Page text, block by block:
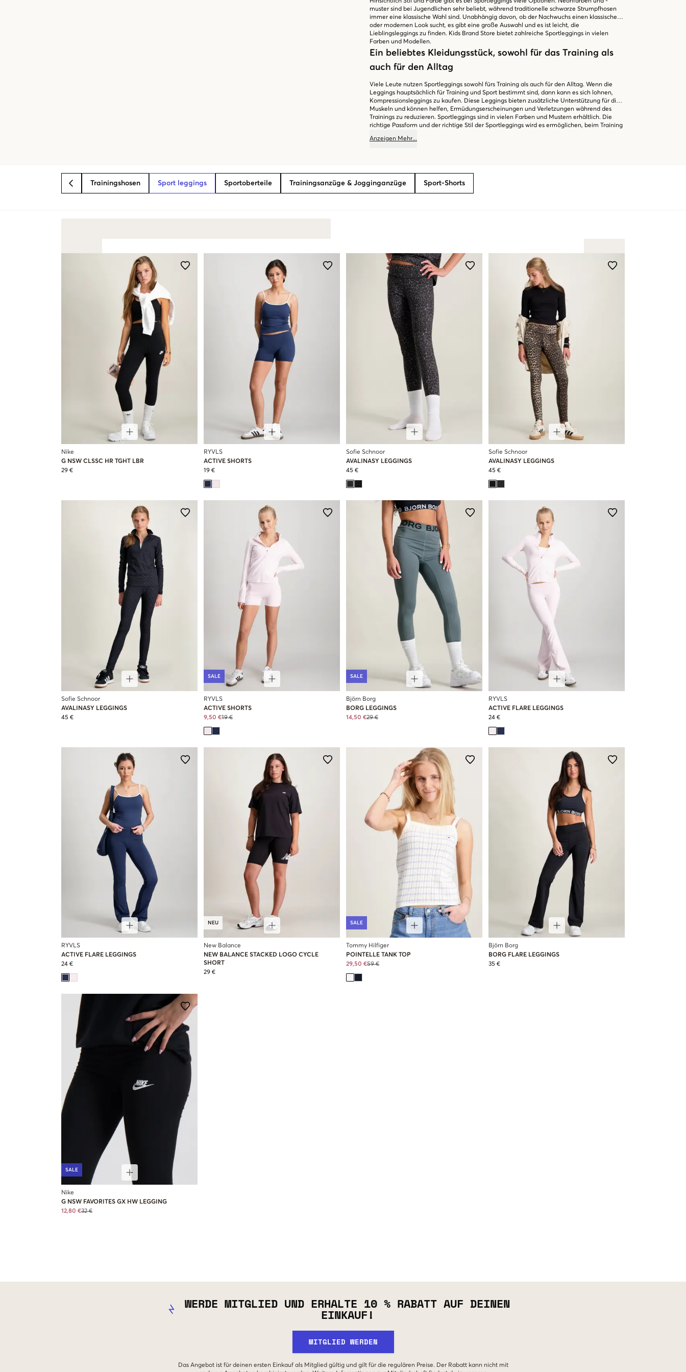
muster sind bei Jugendlichen sehr beliebt, während traditionelle schwarze Strumpfhosen
immer eine klassische Wahl sind. Unabhängig davon, ob der Nachwuchs einen klassischen
oder modernen Look sucht, es gibt eine große Auswahl und es ist leicht, die
Lieblingsleggings zu finden. Kids Brand Store bietet zahlreiche Sportleggings in vielen
Farben und Modellen.
Ein beliebtes Kleidungsstück, sowohl für das Training als
auch für den Alltag
Viele Leute nutzen Sportleggings sowohl fürs Training als auch für den Alltag. Wenn die
Leggings hauptsächlich für Training und Sport bestimmt sind, dann kann es sich lohnen,
Kompressionsleggings zu kaufen. Diese Leggings bieten zusätzliche Unterstützung für die
Muskeln und können helfen, Ermüdungserscheinungen und Verletzungen während des
Trainings zu reduzieren. Sportleggings sind in vielen Farben und Mustern erhältlich. Die
richtige Passform und der richtige Stil der Sportleggings wird es ermöglichen, beim Training
Brand Store bietet entspanntes und reibungsloses Online-Shopping, bei dem du stilvolle
Anzeigen Mehr...
BACK Trainingshosen Sport leggings Sportoberteile Trainingsanzüge & Jogginganzüge Sport-Shorts
Nike
G NSW CLSSC HR TGHT LBR
29 €
RYVLS
ACTIVE SHORTS
19 €
Sofie Schnoor
AVALINASY LEGGINGS
45 €
Sofie Schnoor
AVALINASY LEGGINGS
45 €
Sofie Schnoor
AVALINASY LEGGINGS
45 €
SALE
RYVLS
ACTIVE SHORTS
9,50 €19 €
SALE
Björn Borg
BORG LEGGINGS
14,50 €29 €
RYVLS
ACTIVE FLARE LEGGINGS
24 €
RYVLS
ACTIVE FLARE LEGGINGS
24 €
NEU
New Balance
NEW BALANCE STACKED LOGO CYCLE
SHORT
29 €
SALE
Tommy Hilfiger
POINTELLE TANK TOP
29,50 €59 €
Björn Borg
BORG FLARE LEGGINGS
35 €
SALE
Nike
G NSW FAVORITES GX HW LEGGING
12,80 €32 €
WERDE MITGLIED UND ERHALTE 10 % RABATT AUF DEINEN
EINKAUF!
MITGLIED WERDEN
Das Angebot ist für deinen ersten Einkauf als Mitglied gültig und gilt für die regulären Preise. Der Rabatt kann nicht mit